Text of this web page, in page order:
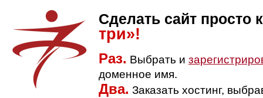
Сделать сайт просто
три»!
Раз. Выбрать и
доменное имя.
Два. Заказать хостинг,